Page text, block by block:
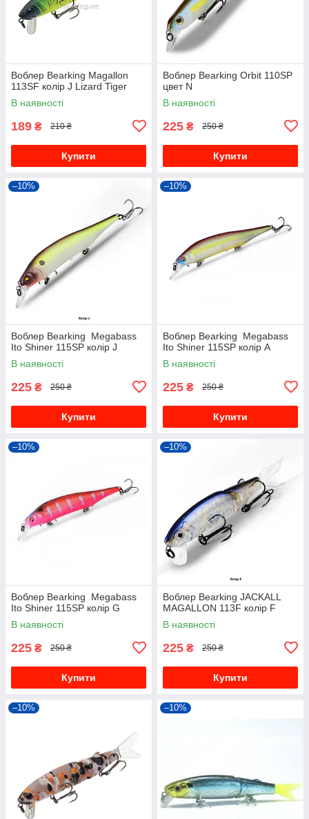
Воблер Bearking Magallon
113SF колір J Lizard Tiger
В наявності
189 ₴ 210 ₴
Купити
Воблер Bearking Orbit 110SP
цвет N
В наявності
225 ₴ 250 ₴
Купити
–10%
Воблер Bearking Megabass
Ito Shiner 115SP колір J
В наявності
225 ₴ 250 ₴
Купити
–10%
Воблер Bearking Megabass
Ito Shiner 115SP колір A
В наявності
225 ₴ 250 ₴
Купити
–10%
Воблер Bearking Megabass
Ito Shiner 115SP колір G
В наявності
225 ₴ 250 ₴
Купити
–10%
Воблер Bearking JACKALL
MAGALLON 113F колір F
В наявності
225 ₴ 250 ₴
Купити
–10% –10%